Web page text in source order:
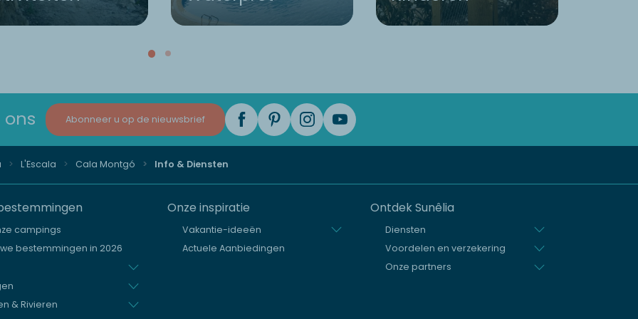
ons Abonneer u op de nieuwsbrief
L'Escala Cala Montgó Info & Diensten
campings
bestemmingen in 2026
& Rivieren
Onze inspiratie
Vakantie-ideeën
Actuele Aanbiedingen
Ontdek Sunêlia
Diensten
Voordelen en verzekering
Onze partners